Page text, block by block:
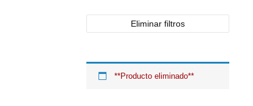
Eliminar filtros
**Producto eliminado**